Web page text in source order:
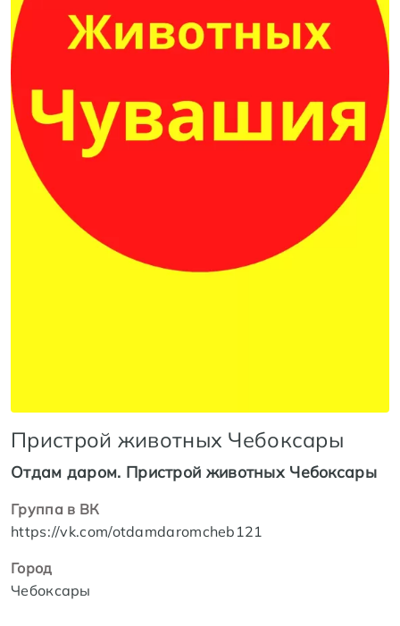
Пристрой животных Чебоксары
Отдам даром. Пристрой животных Чебоксары
Группа в ВК
https://vk.com/otdamdaromcheb121
Город
Чебоксары